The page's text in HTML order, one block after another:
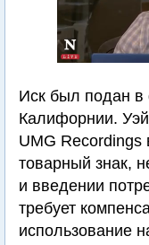
Иск был подан
Калифорнии.
UMG
товарный знак,
и введении
требует
использование